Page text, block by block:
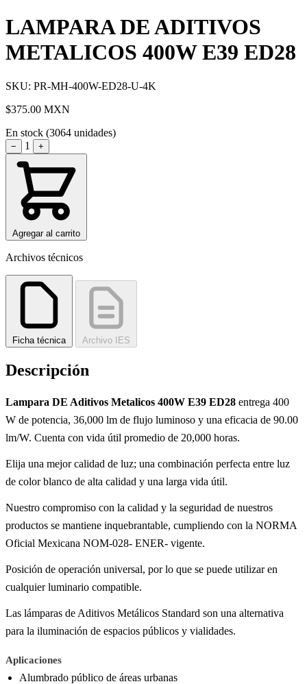
LAMPARA DE ADITIVOS
METALICOS 400W E39 ED28
SKU: PR-MH-400W-ED28-U-4K
$375.00 MXN
En stock (3064 unidades)
− 1 +
Agregar al carrito
Archivos técnicos
Ficha técnica Archivo IES
Descripción
Lampara DE Aditivos Metalicos 400W E39 ED28 entrega 400
W de potencia, 36,000 lm de flujo luminoso y una eficacia de 90.00
lm/W. Cuenta con vida útil promedio de 20,000 horas.
Elija una mejor calidad de luz; una combinación perfecta entre luz
de color blanco de alta calidad y una larga vida útil.
Nuestro compromiso con la calidad y la seguridad de nuestros
productos se mantiene inquebrantable, cumpliendo con la NORMA
Oficial Mexicana NOM-028- ENER- vigente.
Posición de operación universal, por lo que se puede utilizar en
cualquier luminario compatible.
Las lámparas de Aditivos Metálicos Standard son una alternativa
para la iluminación de espacios públicos y vialidades.
Aplicaciones
Alumbrado público de áreas urbanas